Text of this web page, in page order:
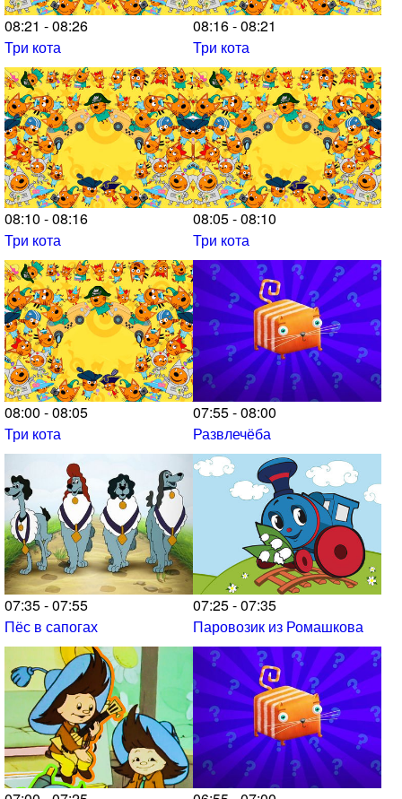
08:21 - 08:26
Три кота
08:16 - 08:21
Три кота
08:10 - 08:16
Три кота
08:05 - 08:10
Три кота
08:00 - 08:05
Три кота
07:55 - 08:00
Развлечёба
07:35 - 07:55
Пёс в сапогах
07:25 - 07:35
Паровозик из Ромашкова